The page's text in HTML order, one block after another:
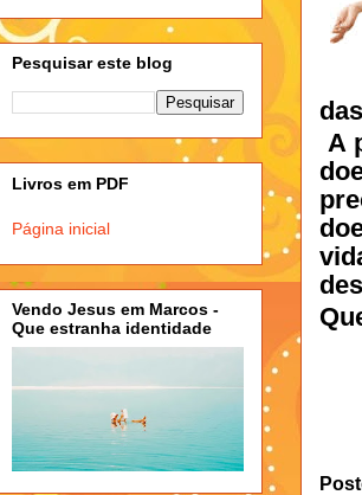
A
Pesquisar este blog
Livros em PDF
Página inicial
Vendo Jesus em Marcos -
Que estranha identidade